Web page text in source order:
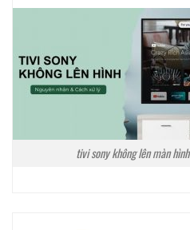
tivi sony không lên màn hình